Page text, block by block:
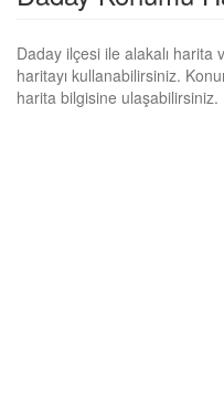
Daday ilçesi ile alakalı harita
haritayı kullanabilirsiniz.
harita bilgisine ulaşabilirsiniz.